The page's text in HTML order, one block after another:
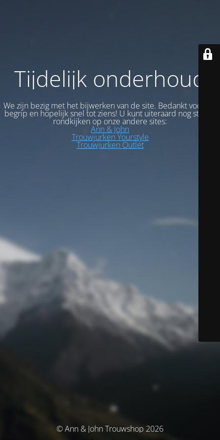
Tijdelijk onderhoud
We zijn bezig met het bijwerken van de site. Bedankt voor uw
begrip en hopelijk snel tot ziens! U kunt uiteraard nog steeds
rondkijken op onze andere sites:
Ann & John
Trouwjurken Yourstyle
Trouwjurken Outlet
© Ann & John Trouwshop 2026